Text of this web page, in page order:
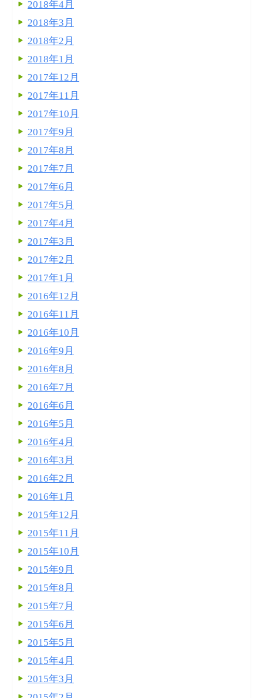
2018年4月
2018年3月
2018年2月
2018年1月
2017年12月
2017年11月
2017年10月
2017年9月
2017年8月
2017年7月
2017年6月
2017年5月
2017年4月
2017年3月
2017年2月
2017年1月
2016年12月
2016年11月
2016年10月
2016年9月
2016年8月
2016年7月
2016年6月
2016年5月
2016年4月
2016年3月
2016年2月
2016年1月
2015年12月
2015年11月
2015年10月
2015年9月
2015年8月
2015年7月
2015年6月
2015年5月
2015年4月
2015年3月